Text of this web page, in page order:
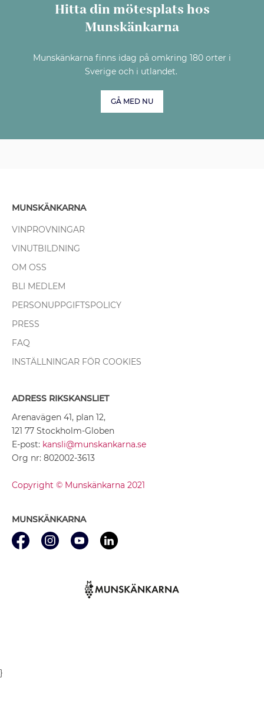
Hitta din mötesplats hos
Munskänkarna
Munskänkarna finns idag på omkring 180 orter i
Sverige och i utlandet.
GÅ MED NU
MUNSKÄNKARNA
VINPROVNINGAR
VINUTBILDNING
OM OSS
BLI MEDLEM
PERSONUPPGIFTSPOLICY
PRESS
FAQ
INSTÄLLNINGAR FÖR COOKIES
ADRESS RIKSKANSLIET
Arenavägen 41, plan 12,
121 77 Stockholm-Globen
E-post: kansli@munskankarna.se
Org nr: 802002-3613
Copyright © Munskänkarna 2021
MUNSKÄNKARNA
}